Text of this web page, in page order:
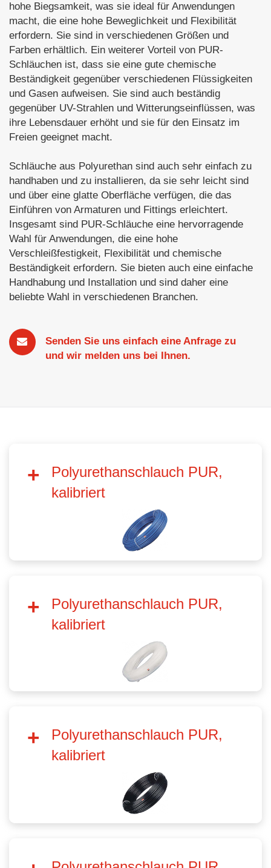
hohe Biegsamkeit, was sie ideal für Anwendungen
macht, die eine hohe Beweglichkeit und Flexibilität
erfordern. Sie sind in verschiedenen Größen und
Farben erhältlich. Ein weiterer Vorteil von PUR-
Schläuchen ist, dass sie eine gute chemische
Beständigkeit gegenüber verschiedenen Flüssigkeiten
und Gasen aufweisen. Sie sind auch beständig
gegenüber UV-Strahlen und Witterungseinflüssen, was
ihre Lebensdauer erhöht und sie für den Einsatz im
Freien geeignet macht.
Schläuche aus Polyurethan sind auch sehr einfach zu
handhaben und zu installieren, da sie sehr leicht sind
und über eine glatte Oberfläche verfügen, die das
Einführen von Armaturen und Fittings erleichtert.
Insgesamt sind PUR-Schläuche eine hervorragende
Wahl für Anwendungen, die eine hohe
Verschleißfestigkeit, Flexibilität und chemische
Beständigkeit erfordern. Sie bieten auch eine einfache
Handhabung und Installation und sind daher eine
beliebte Wahl in verschiedenen Branchen.
Senden Sie uns einfach eine Anfrage zu
und wir melden uns bei Ihnen.
Polyurethanschlauch PUR,
kalibriert
Polyurethanschlauch PUR,
kalibriert
Polyurethanschlauch PUR,
kalibriert